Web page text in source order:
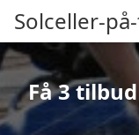
Solceller-
Få 3